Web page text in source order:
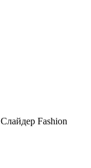
Слайдер Fashion